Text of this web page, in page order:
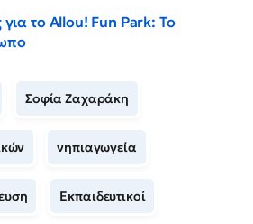
για το Allou! Fun Park: Το
Σοφία Ζαχαράκη
νηπιαγωγεία
Εκπαιδευτικοί